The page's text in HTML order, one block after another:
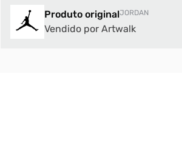
Produto originalJORDAN
Vendido por Artwalk